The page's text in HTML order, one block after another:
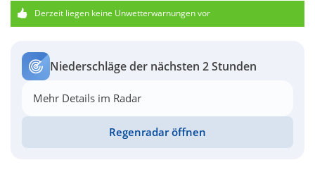
Derzeit liegen keine Unwetterwarnungen vor
Niederschläge der nächsten 2 Stunden
Mehr Details im Radar
Regenradar öffnen